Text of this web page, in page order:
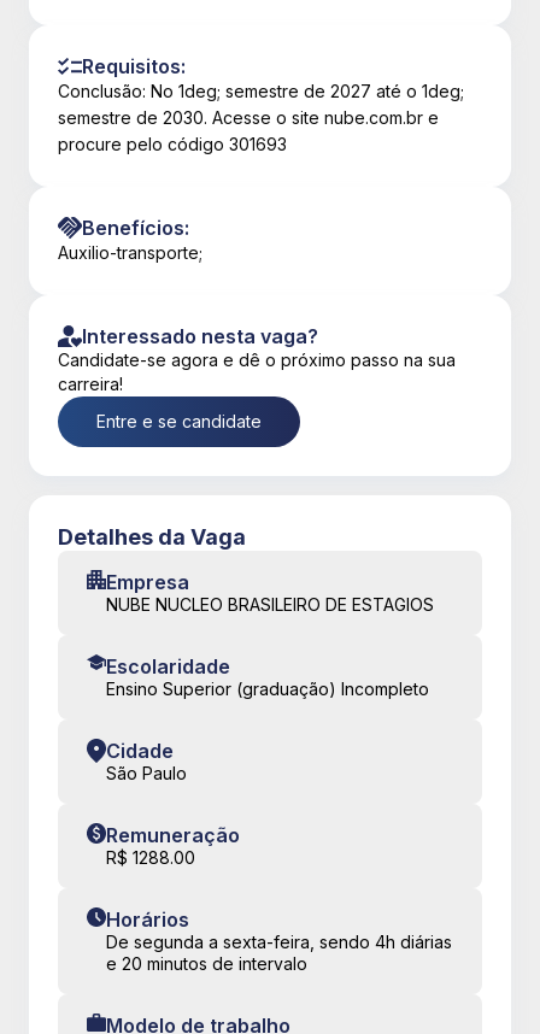
Requisitos:
Conclusão: No 1deg; semestre de 2027 até o 1deg;
semestre de 2030. Acesse o site nube.com.br e
procure pelo código 301693
Benefícios:
Auxilio-transporte;
Interessado nesta vaga?
Candidate-se agora e dê o próximo passo na sua
carreira!
Entre e se candidate
Detalhes da Vaga
Empresa
NUBE NUCLEO BRASILEIRO DE ESTAGIOS
Escolaridade
Ensino Superior (graduação) Incompleto
Cidade
São Paulo
Remuneração
R$ 1288.00
Horários
De segunda a sexta-feira, sendo 4h diárias
e 20 minutos de intervalo
Modelo de trabalho